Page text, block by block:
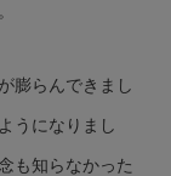
膨らんできまし
うになりまし
も知らなかった